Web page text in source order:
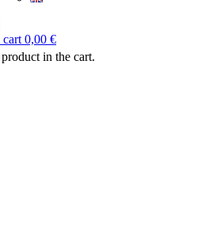
0,00 €
in the cart.